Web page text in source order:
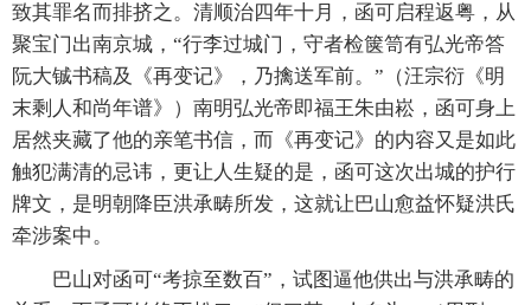
致其罪名而排挤之。清顺治四年十月，函可启程返粤，从
聚宝门出南京城，“行李过城门，守者检箧笥有弘光帝答
阮大铖书稿及《再变记》，乃擒送军前。”（汪宗衍《明
末剩人和尚年谱》）南明弘光帝即福王朱由崧，函可身上
居然夹藏了他的亲笔书信，而《再变记》的内容又是如此
触犯满清的忌讳，更让人生疑的是，函可这次出城的护行
牌文，是明朝降臣洪承畴所发，这就让巴山愈益怀疑洪氏
牵涉案中。
巴山对函可“考掠至数百”，试图逼他供出与洪承畴的